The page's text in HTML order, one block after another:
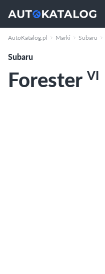
AutoKatalog.pl Marki Subaru
Subaru
Forester VI